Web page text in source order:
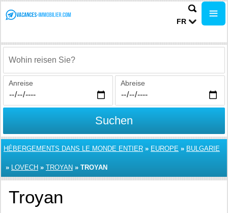
FR
Wohin reisen Sie?
Anreise Abreise
Suchen
HÉBERGEMENTS DANS LE MONDE ENTIER » EUROPE » BULGARIE
» LOVECH » TROYAN » TROYAN
Troyan